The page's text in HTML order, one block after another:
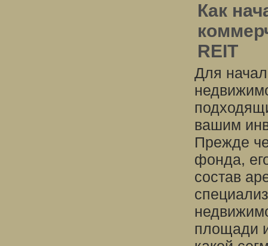
Как
REIT
Для
вашим
Прежде
фонда,
состав
площади